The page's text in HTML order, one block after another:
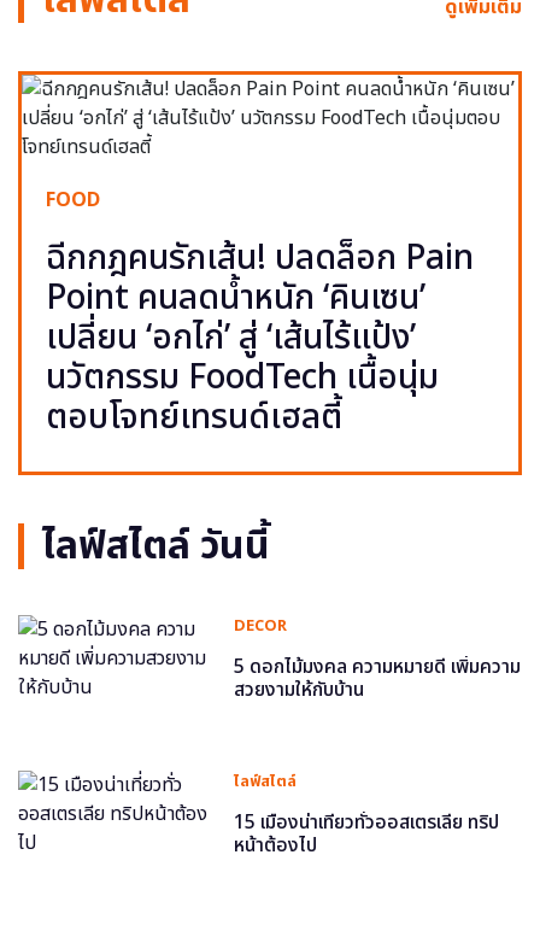
ดูเพิ่มเติม
FOOD
ฉีกกฎคนรักเส้น! ปลดล็อก Pain
Point คนลดน้ำหนัก ‘คินเซน’
เปลี่ยน ‘อกไก่’ สู่ ‘เส้นไร้แป้ง’
นวัตกรรม FoodTech เนื้อนุ่ม
ตอบโจทย์เทรนด์เฮลตี้
ไลฟ์สไตล์ วันนี้
DECOR
5 ดอกไม้มงคล ความหมายดี เพิ่มความ
สวยงามให้กับบ้าน
ไลฟ์สไตล์
15 เมืองน่าเที่ยวทั่วออสเตรเลีย ทริป
หน้าต้องไป